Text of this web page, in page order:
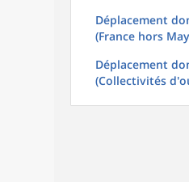
Déplacement
(France hors
Déplacement
(Collectivités